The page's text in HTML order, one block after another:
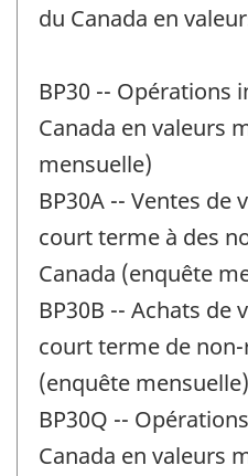
du Canada en
BP30 -- Opérations
Canada en valeurs
mensuelle)
BP30A -- Ventes de
court terme à des
Canada (enquête
BP30B -- Achats de
court terme de
(enquête mensuelle)
BP30Q --
Canada en valeurs